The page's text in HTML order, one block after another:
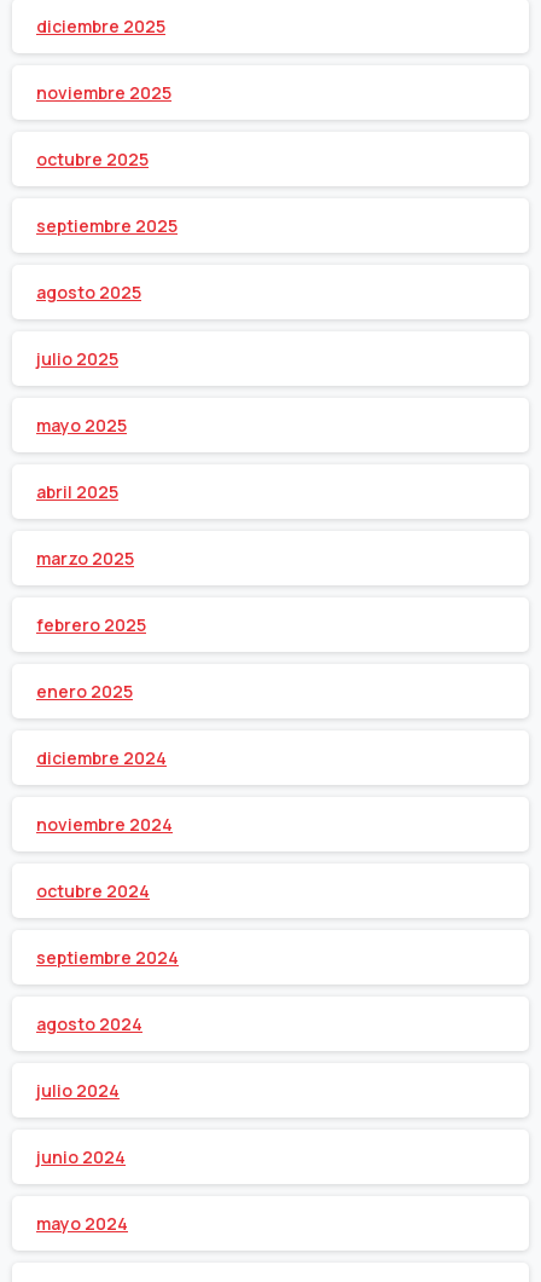
diciembre 2025
noviembre 2025
octubre 2025
septiembre 2025
agosto 2025
julio 2025
mayo 2025
abril 2025
marzo 2025
febrero 2025
enero 2025
diciembre 2024
noviembre 2024
octubre 2024
septiembre 2024
agosto 2024
julio 2024
junio 2024
mayo 2024